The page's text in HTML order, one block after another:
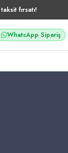
fırsatı!
WhatsApp Sipariş